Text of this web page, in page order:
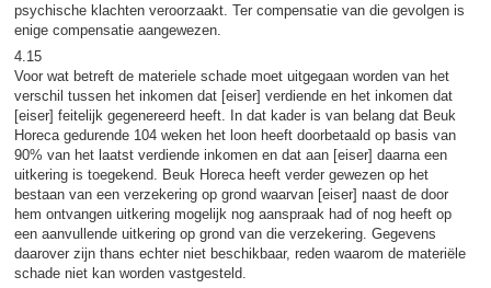
psychische klachten veroorzaakt. Ter compensatie van die gevolgen is
enige compensatie aangewezen.
4.15
Voor wat betreft de materiele schade moet uitgegaan worden van het
verschil tussen het inkomen dat [eiser] verdiende en het inkomen dat
[eiser] feitelijk gegenereerd heeft. In dat kader is van belang dat Beuk
Horeca gedurende 104 weken het loon heeft doorbetaald op basis van
90% van het laatst verdiende inkomen en dat aan [eiser] daarna een
uitkering is toegekend. Beuk Horeca heeft verder gewezen op het
bestaan van een verzekering op grond waarvan [eiser] naast de door
hem ontvangen uitkering mogelijk nog aanspraak had of nog heeft op
een aanvullende uitkering op grond van die verzekering. Gegevens
daarover zijn thans echter niet beschikbaar, reden waarom de materiële
schade niet kan worden vastgesteld.